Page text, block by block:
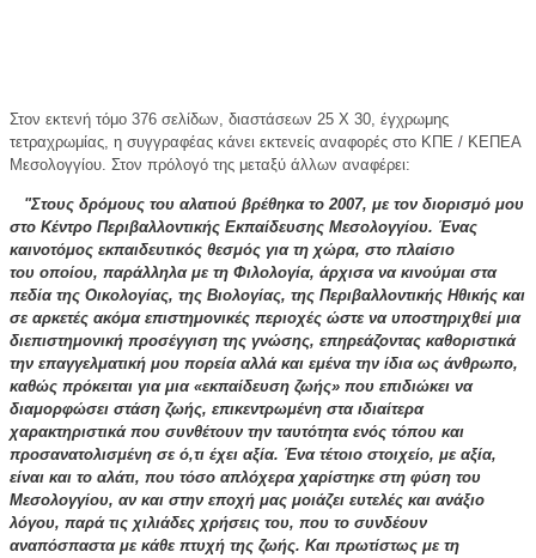
Στον εκτενή τόμο 376 σελίδων, διαστάσεων 25 Χ 30, έγχρωμης
τετραχρωμίας, η συγγραφέας κάνει εκτενείς αναφορές στο ΚΠΕ / ΚΕΠΕΑ
Μεσολογγίου. Στον πρόλογό της μεταξύ άλλων αναφέρει:
"Στους δρόμους του αλατιού βρέθηκα το 2007, με τον διορισμό μου
στο Κέντρο Περιβαλλοντικής Εκπαίδευσης Μεσολογγίου. Ένας
καινοτόμος εκπαιδευτικός θεσμός για τη χώρα, στο πλαίσιο
του οποίου, παράλληλα με τη Φιλολογία, άρχισα να κινούμαι στα
πεδία της Οικολογίας, της Βιολογίας, της Περιβαλλοντικής Ηθικής και
σε αρκετές ακόμα επιστημονικές περιοχές ώστε να υποστηριχθεί μια
διεπιστημονική προσέγγιση της γνώσης, επηρεάζοντας καθοριστικά
την επαγγελματική μου πορεία αλλά και εμένα την ίδια ως άνθρωπο,
καθώς πρόκειται για μια «εκπαίδευση ζωής» που επιδιώκει να
διαμορφώσει στάση ζωής, επικεντρωμένη στα ιδιαίτερα
χαρακτηριστικά που συνθέτουν την ταυτότητα ενός τόπου και
προσανατολισμένη σε ό,τι έχει αξία. Ένα τέτοιο στοιχείο, με αξία,
είναι και το αλάτι, που τόσο απλόχερα χαρίστηκε στη φύση του
Μεσολογγίου, αν και στην εποχή μας μοιάζει ευτελές και ανάξιο
λόγου, παρά τις χιλιάδες χρήσεις του, που το συνδέουν
αναπόσπαστα με κάθε πτυχή της ζωής. Και πρωτίστως με τη